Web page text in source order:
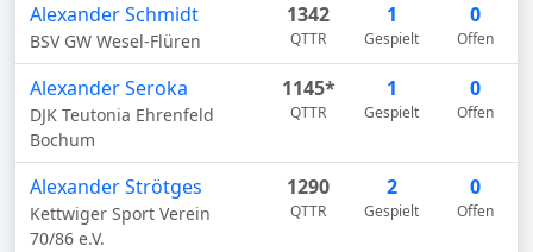
Alexander Schmidt
BSV GW Wesel-Flüren
1342
QTTR
1
Gespielt
0
Offen
Alexander Seroka
DJK Teutonia Ehrenfeld
Bochum
1145*
QTTR
1
Gespielt
0
Offen
Alexander Strötges
Kettwiger Sport Verein
70/86 e.V.
1290
QTTR
2
Gespielt
0
Offen